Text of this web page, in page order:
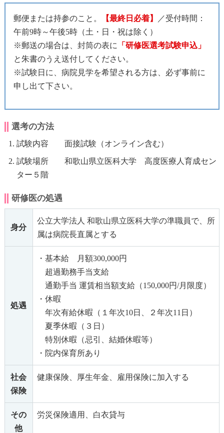
郵便または持参のこと。 【最終日必着】
／受付時間：
午前9時～午後5時（土・日・祝は除く）
※郵送の場合は、封筒の表に
「研修医選考試験申込」
と朱書のうえ送付してください。
※試験日に、病院見学を希望される方は、必ず事前に
申し出て下さい。
選考の方法
試験内容 面接試験（オンライン含む）
試験場所 和歌山県立医科大学 高度医療人育成セン
ター５階
研修医の処遇
身分
公立大学法人 和歌山県立医科大学の準職員で、所
属は病院長直属とする
処遇
・基本給 月額300,000円
超過勤務手当支給
通勤手当 運賃相当額支給（150,000円/月限度）
・休暇
年次有給休暇（１年次10日、２年次11日）
夏季休暇（３日）
特別休暇（忌引、結婚休暇等）
・院内保育所あり
社会
保険
健康保険、厚生年金、雇用保険に加入する
その
他
労災保険適用、白衣貸与